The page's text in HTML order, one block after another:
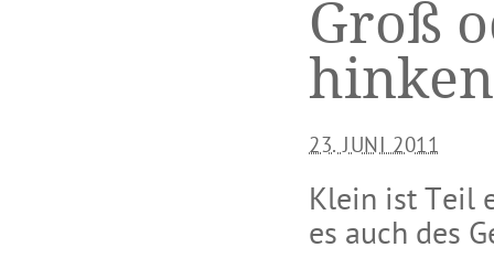
Groß
23. JUNI 2011
Klein ist Teil
es auch des